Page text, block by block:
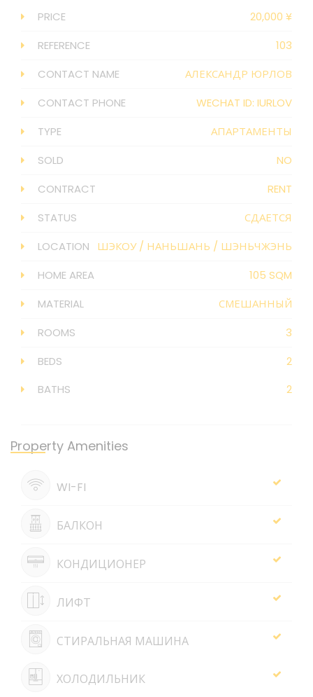
PRICE
20,000 ¥
REFERENCE
103
CONTACT NAME
АЛЕКСАНДР ЮРЛОВ
CONTACT PHONE
WECHAT ID: IURLOV
TYPE
АПАРТАМЕНТЫ
SOLD
NO
CONTRACT
RENT
STATUS
СДАЕТСЯ
LOCATION
ШЭКОУ / НАНЬШАНЬ / ШЭНЬЧЖЭНЬ
HOME AREA
105 SQM
MATERIAL
СМЕШАННЫЙ
ROOMS
3
BEDS
2
BATHS
2
Property Amenities
WI-FI
БАЛКОН
КОНДИЦИОНЕР
ЛИФТ
СТИРАЛЬНАЯ МАШИНА
ХОЛОДИЛЬНИК